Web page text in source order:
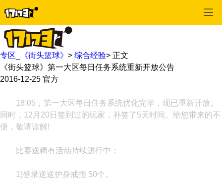
专区_《街头篮球》 > 综合经验> 正文
《街头篮球》第一大区每日任务系统重新开放公告
2016-12-25 官方
18:05，第一大区每日任务系统优化完毕，现已重新开放。
同时，12月20日签到过的玩家，补签了5天时间。给您带来的不
便，敬请谅解!
比赛送稀有活动持续进行中：
1)登录送送护身戒指 50个。